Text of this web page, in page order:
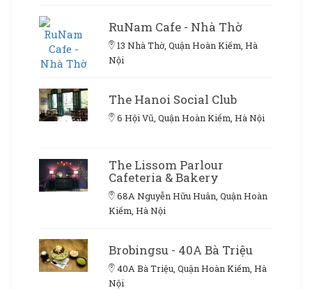
RuNam Cafe - Nhà Thờ
13 Nhà Thờ, Quận Hoàn Kiếm, Hà
Nội
The Hanoi Social Club
6 Hội Vũ, Quận Hoàn Kiếm, Hà Nội
The Lissom Parlour
Cafeteria & Bakery
68A Nguyễn Hữu Huân, Quận Hoàn
Kiếm, Hà Nội
Brobingsu - 40A Bà Triệu
40A Bà Triệu, Quận Hoàn Kiếm, Hà
Nội